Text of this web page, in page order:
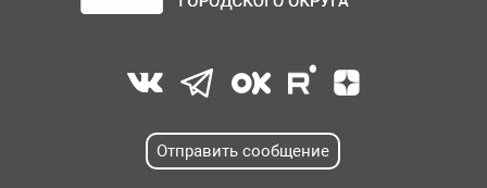
Отправить сообщение